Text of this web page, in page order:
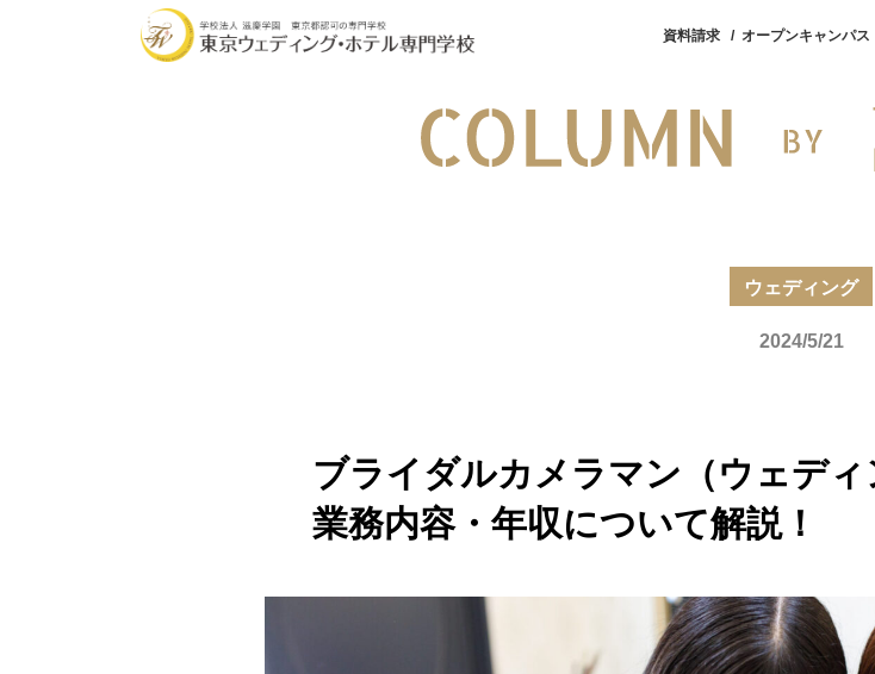
資料請求 オープンキャンパス
ウェディング
2024/5/21
ブライダルカメラマン（ウェデ
業務内容・年収について解説！